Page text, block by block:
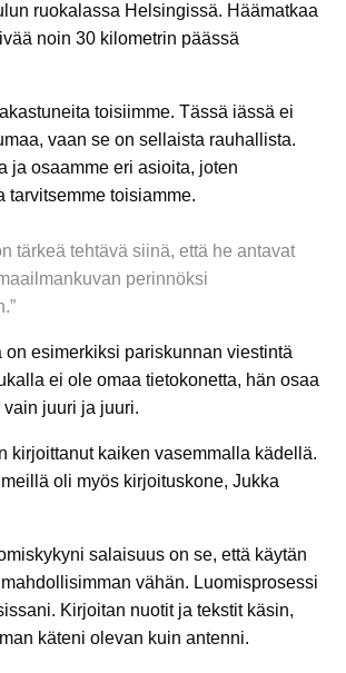
ruokalassa Helsingissä. Häämatkaa
noin 30 kilometrin päässä
toisiimme. Tässä iässä ei
vaan se on sellaista rauhallista.
ja osaamme eri asioita, joten
tarvitsemme toisiamme.
tärkeä tehtävä siinä, että he antavat
perinnöksi
on esimerkiksi pariskunnan viestintä
ei ole omaa tietokonetta, hän osaa
juuri ja juuri.
kirjoittanut kaiken vasemmalla kädellä.
oli myös kirjoituskone, Jukka
salaisuus on se, että käytän
vähän. Luomisprosessi
Kirjoitan nuotit ja tekstit käsin,
käteni olevan kuin antenni.